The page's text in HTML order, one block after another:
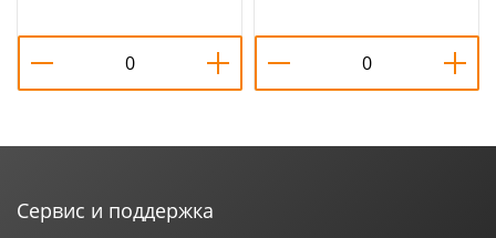
Сервис и поддержка